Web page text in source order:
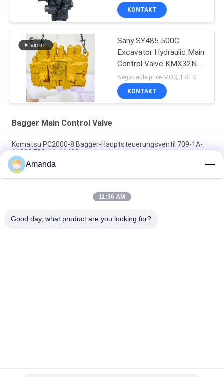
KONTAKT
Sany SY485 500C
Excavator Hydraulic Main
Control Valve KMX32NA
High Quality
Negotiable price MOQ:1 STK
KONTAKT
Bagger Main Control Valve
Komatsu PC2000-8 Bagger-Hauptsteuerungsventil 709-1A-
11300 709-1A-11400
PC160LC-7 PC160-7 Steuerventil Bagger Komatsu, 723-57-
16100 Bagger Hauptteile
VOE14541591 Bohrer-Hauptsteuerventil für Volvo EC290B
Amanda
11:36 AM
Good day, what product are you looking for?